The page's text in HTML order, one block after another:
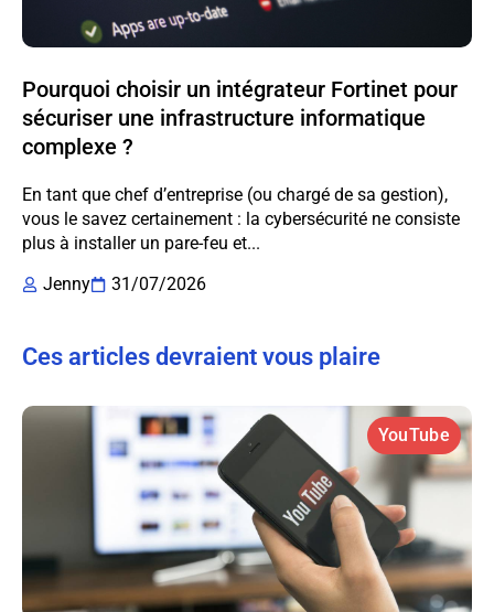
Pourquoi choisir un intégrateur Fortinet pour
sécuriser une infrastructure informatique
complexe ?
En tant que chef d’entreprise (ou chargé de sa gestion),
vous le savez certainement : la cybersécurité ne consiste
plus à installer un pare-feu et...
Jenny
31/07/2026
Ces articles devraient vous plaire
YouTube